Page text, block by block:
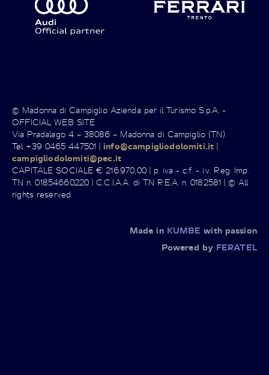
© Madonna di Campiglio Azienda per il Turismo S.p.A. -
OFFICIAL WEB SITE
Via Pradalago 4 – 38086 – Madonna di Campiglio (TN)
Tel +39 0465 447501 |info@campigliodolomiti.it |
campigliodolomiti@pec.it
CAPITALE SOCIALE € 216.970,00 | p. iva - c.f. - i.v. Reg. Imp.
TN n. 01854660220 | C.C.I.A.A. di TN R.E.A. n. 0182581 | © All
rights reserved
Made in KUMBE with passion
Powered by FERATEL